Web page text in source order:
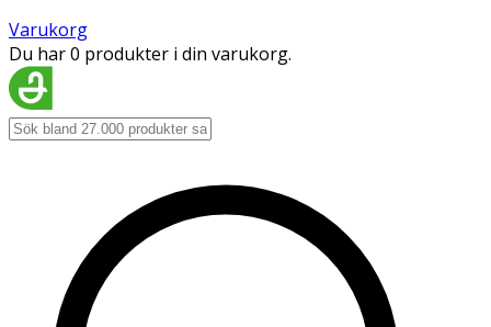
Varukorg
Du har 0 produkter i din varukorg.